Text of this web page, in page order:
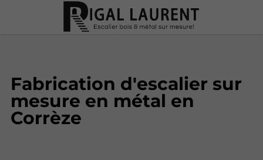
Fabrication d'escalier sur
mesure en métal en
Corrèze